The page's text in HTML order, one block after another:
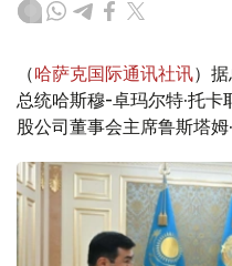
（哈萨克国际通讯社讯）
总统哈斯穆-卓玛尔特·托
股公司董事会主席鲁斯塔姆